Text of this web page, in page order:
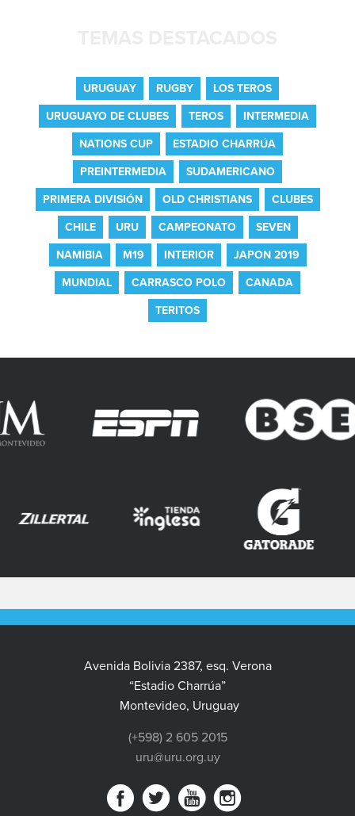
URUGUAY RUGBY LOS TEROS
URUGUAYO DE CLUBES TEROS INTERMEDIA
NATIONS CUP ESTADIO CHARRÚA
PREINTERMEDIA SUDAMERICANO
PRIMERA DIVISIÓN OLD CHRISTIANS CLUBES
CHILE URU CAMPEONATO SEVEN
NAMIBIA M19 INTERIOR JAPON 2019
MUNDIAL CARRASCO POLO CANADA
TERITOS
Avenida Bolivia 2387, esq. Verona
“Estadio Charrúa”
Montevideo, Uruguay
(+598) 2 605 2015
uru@uru.org.uy